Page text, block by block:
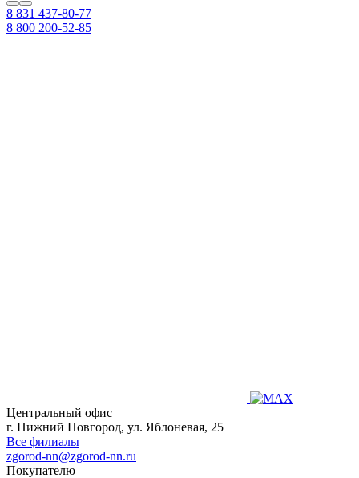
8 831 437-80-77
8 800 200-52-85
Центральный офис
г. Нижний Новгород, ул. Яблоневая, 25
Все филиалы
zgorod-nn@zgorod-nn.ru
Покупателю